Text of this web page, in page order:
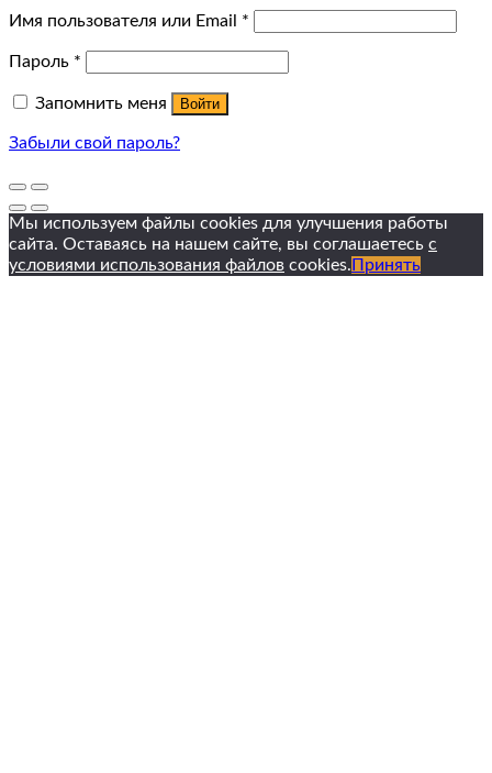
Имя пользователя или Email *
Пароль *
Запомнить меня Войти
Забыли свой пароль?
Мы используем файлы cookies для улучшения работы
сайта. Оставаясь на нашем сайте, вы соглашаетесь с
условиями использования файлов cookies. Принять